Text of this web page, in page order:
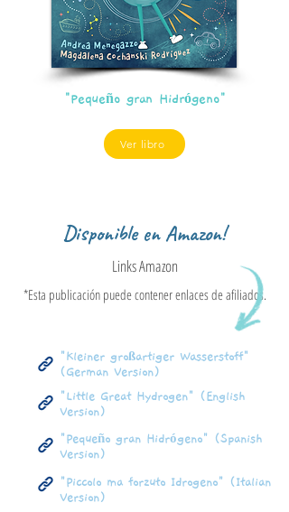
"Pequeño gran Hidrógeno"
Ver libro
Disponible en Amazon!
Links Amazon
*Esta publicación puede contener enlaces de afiliados.
"Kleiner großartiger Wasserstoff"
(German Version)
"Little Great Hydrogen" (English
Version)
"Pequeño gran Hidrógeno" (Spanish
Version)
"Piccolo ma forzuto Idrogeno" (Italian
Version)